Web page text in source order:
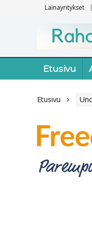
Lainayritykset
Etusivu
Etusivu